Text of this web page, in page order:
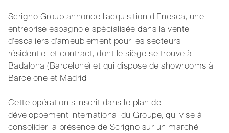
Scrigno Group annonce l’acquisition d’Enesca, une
entreprise espagnole spécialisée dans la vente
d’escaliers d’ameublement pour les secteurs
résidentiel et contract, dont le siège se trouve à
Badalona (Barcelone) et qui dispose de showrooms à
Barcelone et Madrid.
Cette opération s’inscrit dans le plan de
développement international du Groupe, qui vise à
consolider la présence de Scrigno sur un marché